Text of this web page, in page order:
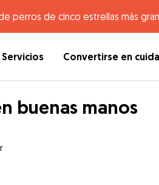
perros de cinco estrellas más
Servicios Convertirse en
buenas manos